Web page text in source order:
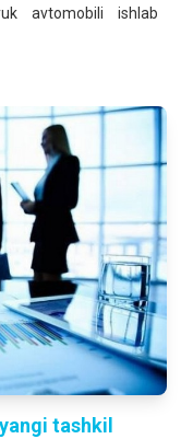
avtomobili ishlab
tashkil